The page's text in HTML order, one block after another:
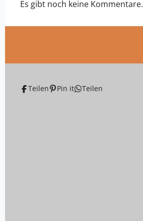
Es gibt noch keine Kommentare.
Teilen Pin it Teilen